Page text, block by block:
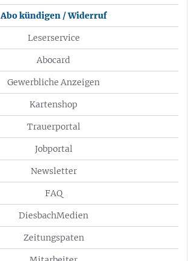
Abo kündigen / Widerruf
Leserservice
Abocard
Gewerbliche Anzeigen
Kartenshop
Trauerportal
Jobportal
Newsletter
FAQ
DiesbachMedien
Zeitungspaten